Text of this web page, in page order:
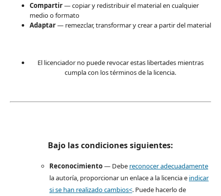
Compartir— copiar y redistribuir el material en cualquier
medio o formato
Adaptar— remezclar, transformar y crear a partir del material
El licenciador no puede revocar estas libertades mientras
cumpla con los términos de la licencia.
Bajo las condiciones siguientes:
Reconocimiento— Debe reconocer adecuadamente
la autoría, proporcionar un enlace a la licencia e indicar
si se han realizado cambios<. Puede hacerlo de